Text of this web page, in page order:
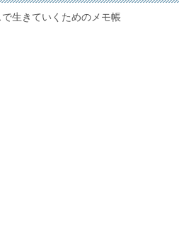
生きていくためのメモ帳